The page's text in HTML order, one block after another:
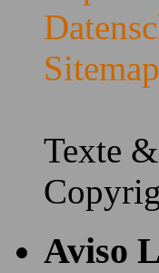
Sitemap
Texte
Aviso